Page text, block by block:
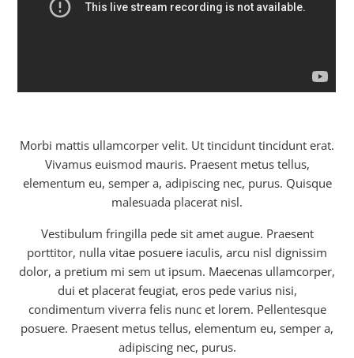
Morbi mattis ullamcorper velit. Ut tincidunt tincidunt erat.
Vivamus euismod mauris. Praesent metus tellus,
elementum eu, semper a, adipiscing nec, purus. Quisque
malesuada placerat nisl.
Vestibulum fringilla pede sit amet augue. Praesent
porttitor, nulla vitae posuere iaculis, arcu nisl dignissim
dolor, a pretium mi sem ut ipsum. Maecenas ullamcorper,
dui et placerat feugiat, eros pede varius nisi,
condimentum viverra felis nunc et lorem. Pellentesque
posuere. Praesent metus tellus, elementum eu, semper a,
adipiscing nec, purus.